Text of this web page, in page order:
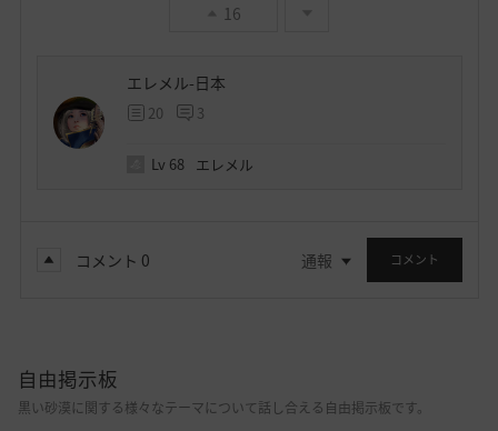
16
エレメル-日本
20 3
Lv 68 エレメル
コメント 0 通報 コメント
自由掲示板
黒い砂漠に関する様々なテーマについて話し合える自由掲示板です。